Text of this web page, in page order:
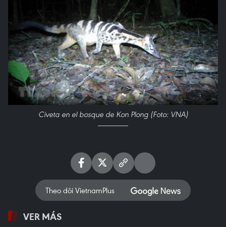
Civeta en el bosque de Kon Plong (Foto: VNA)
Theo dõi VietnamPlus
VER MÁS